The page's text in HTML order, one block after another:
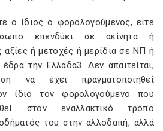
ο ίδιος ο φορολογούμενος, είτε
επενδύει σε ακίνητα ή
αξίες ή μετοχές ή μερίδια σε ΝΠ ή
την Ελλάδα3. Δεν απαιτείται,
να έχει πραγματοποιηθεί
ίδιο τον φορολογούμενο που
στον εναλλακτικό τρόπο
του στην αλλοδαπή, αλλά